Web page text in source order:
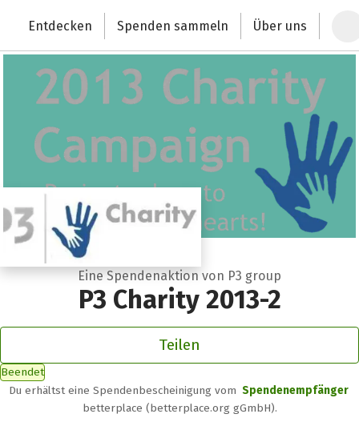
Deutschlands größte Spendenplattform
Entdecken Spenden sammeln Über uns
Eine Spendenaktion von P3 group
P3 Charity 2013-2
Teilen
Beendet
Du erhältst eine Spendenbescheinigung vom Spendenempfänger
betterplace (betterplace.org gGmbH).